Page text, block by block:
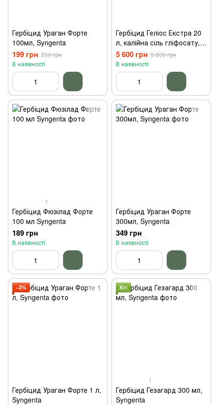
Гербіцид Ураган Форте
100мл, Syngenta
199 грн 250 грн
В наявності
Гербіцид Геліос Екстра 20
л, калійна сіль гліфосату,
Агрохімічні Технології
5 600 грн 5 800 грн
В наявності
1
Гербіцид Фюзілад Форте
100 мл Syngenta
189 грн
В наявності
Гербіцид Ураган Форте
300мл, Syngenta
349 грн
В наявності
−3%
Гербіцид Ураган Форте 1 л,
Syngenta
Хіт
1
Гербіцид Гезагард 300 мл,
Syngenta